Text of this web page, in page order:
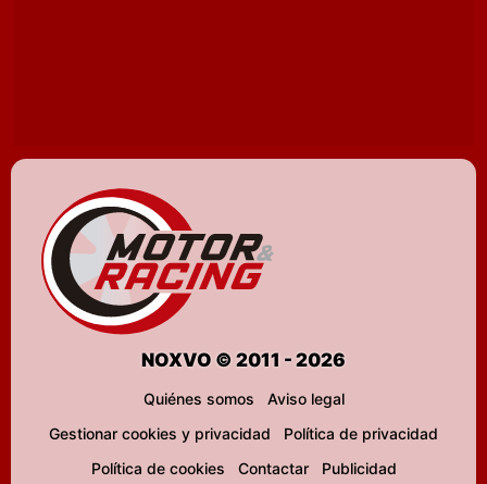
NOXVO © 2011 - 2026
Quiénes somos
Aviso legal
Gestionar cookies y privacidad
Política de privacidad
Política de cookies
Contactar
Publicidad